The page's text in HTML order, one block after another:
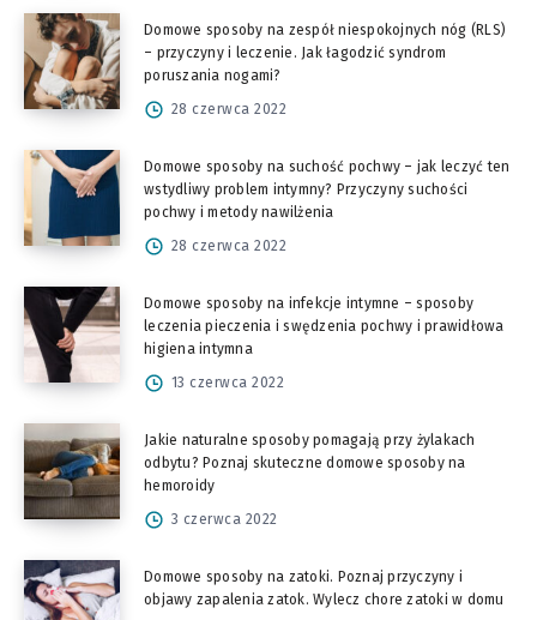
Domowe sposoby na zespół niespokojnych nóg (RLS)
– przyczyny i leczenie. Jak łagodzić syndrom
poruszania nogami?
28 czerwca 2022
Domowe sposoby na suchość pochwy – jak leczyć ten
wstydliwy problem intymny? Przyczyny suchości
pochwy i metody nawilżenia
28 czerwca 2022
Domowe sposoby na infekcje intymne – sposoby
leczenia pieczenia i swędzenia pochwy i prawidłowa
higiena intymna
13 czerwca 2022
Jakie naturalne sposoby pomagają przy żylakach
odbytu? Poznaj skuteczne domowe sposoby na
hemoroidy
3 czerwca 2022
Domowe sposoby na zatoki. Poznaj przyczyny i
objawy zapalenia zatok. Wylecz chore zatoki w domu